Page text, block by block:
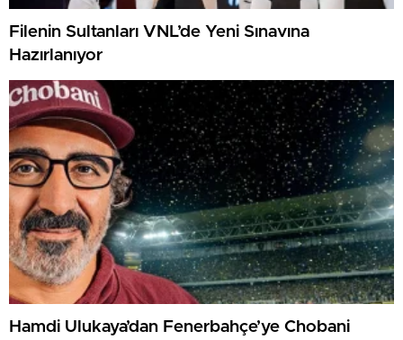
Filenin Sultanları VNL’de Yeni Sınavına
Hazırlanıyor
Hamdi Ulukaya’dan Fenerbahçe’ye Chobani